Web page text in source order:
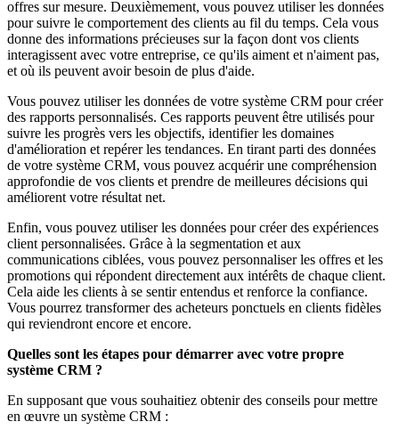
offres sur mesure. Deuxièmement, vous pouvez utiliser les données
pour suivre le comportement des clients au fil du temps. Cela vous
donne des informations précieuses sur la façon dont vos clients
interagissent avec votre entreprise, ce qu'ils aiment et n'aiment pas,
et où ils peuvent avoir besoin de plus d'aide.
Vous pouvez utiliser les données de votre système CRM pour créer
des rapports personnalisés. Ces rapports peuvent être utilisés pour
suivre les progrès vers les objectifs, identifier les domaines
d'amélioration et repérer les tendances. En tirant parti des données
de votre système CRM, vous pouvez acquérir une compréhension
approfondie de vos clients et prendre de meilleures décisions qui
améliorent votre résultat net.
Enfin, vous pouvez utiliser les données pour créer des expériences
client personnalisées. Grâce à la segmentation et aux
communications ciblées, vous pouvez personnaliser les offres et les
promotions qui répondent directement aux intérêts de chaque client.
Cela aide les clients à se sentir entendus et renforce la confiance.
Vous pourrez transformer des acheteurs ponctuels en clients fidèles
qui reviendront encore et encore.
Quelles sont les étapes pour démarrer avec votre propre
système CRM ?
En supposant que vous souhaitiez obtenir des conseils pour mettre
en œuvre un système CRM :